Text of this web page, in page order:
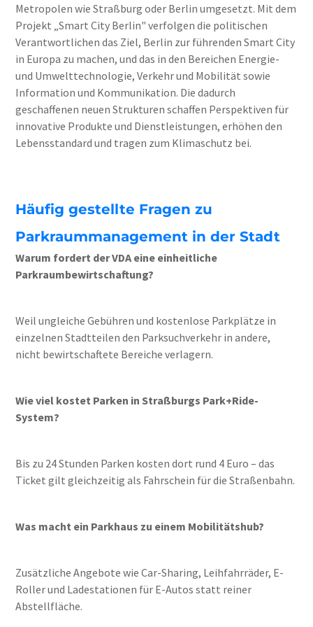
Metropolen wie Straßburg oder Berlin umgesetzt. Mit dem
Projekt „Smart City Berlin" verfolgen die politischen
Verantwortlichen das Ziel, Berlin zur führenden Smart City
in Europa zu machen, und das in den Bereichen Energie-
und Umwelttechnologie, Verkehr und Mobilität sowie
Information und Kommunikation. Die dadurch
geschaffenen neuen Strukturen schaffen Perspektiven für
innovative Produkte und Dienstleistungen, erhöhen den
Lebensstandard und tragen zum Klimaschutz bei.
Häufig gestellte Fragen zu
Parkraummanagement in der Stadt
Warum fordert der VDA eine einheitliche
Parkraumbewirtschaftung?
Weil ungleiche Gebühren und kostenlose Parkplätze in
einzelnen Stadtteilen den Parksuchverkehr in andere,
nicht bewirtschaftete Bereiche verlagern.
Wie viel kostet Parken in Straßburgs Park+Ride-
System?
Bis zu 24 Stunden Parken kosten dort rund 4 Euro – das
Ticket gilt gleichzeitig als Fahrschein für die Straßenbahn.
Was macht ein Parkhaus zu einem Mobilitätshub?
Zusätzliche Angebote wie Car-Sharing, Leihfahrräder, E-
Roller und Ladestationen für E-Autos statt reiner
Abstellfläche.